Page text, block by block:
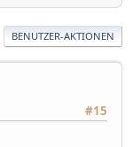
BENUTZER-AKTIONEN
#15